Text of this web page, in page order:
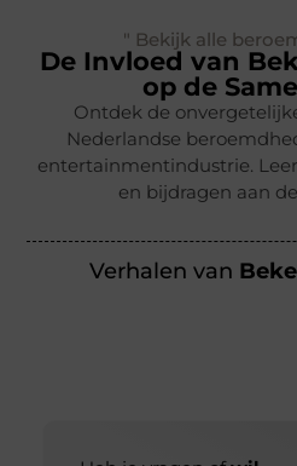
" Bekijk alle
De Invloed van
op de
Ontdek de
Nederlandse
entertainmentindustrie.
en bijdragen aan
Verhalen van